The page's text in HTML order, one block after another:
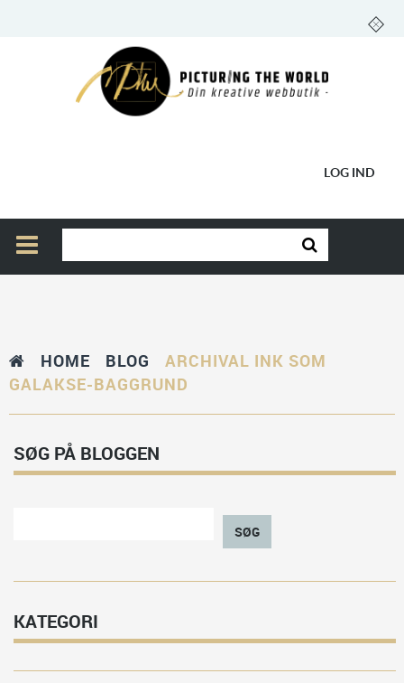
LOG IND
HOME BLOG
ARCHIVAL INK SOM
GALAKSE-BAGGRUND
SØG PÅ BLOGGEN
SØG
KATEGORI